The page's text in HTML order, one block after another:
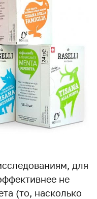
для
не
(то, насколько